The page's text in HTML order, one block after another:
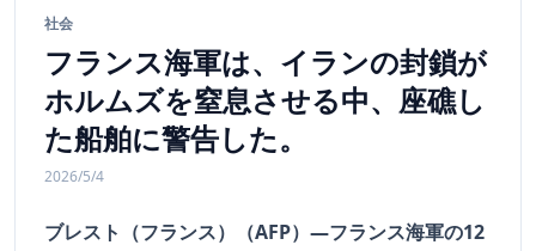
社会
フランス海軍は、イランの封鎖が
ホルムズを窒息させる中、座礁し
た船舶に警告した。
2026/5/4
ブレスト（フランス）（AFP）―フランス海軍の12